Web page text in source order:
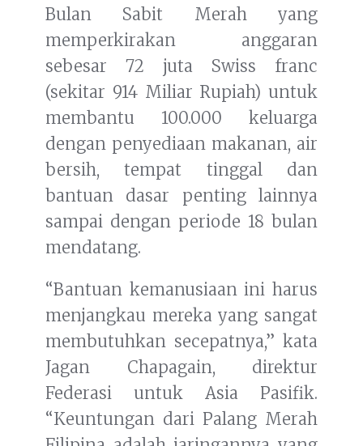
Bulan Sabit Merah yang
memperkirakan anggaran
sebesar 72 juta Swiss franc
(sekitar 914 Miliar Rupiah) untuk
membantu 100.000 keluarga
dengan penyediaan makanan, air
bersih, tempat tinggal dan
bantuan dasar penting lainnya
sampai dengan periode 18 bulan
mendatang.
“Bantuan kemanusiaan ini harus
menjangkau mereka yang sangat
membutuhkan secepatnya,” kata
Jagan Chapagain, direktur
Federasi untuk Asia Pasifik.
“Keuntungan dari Palang Merah